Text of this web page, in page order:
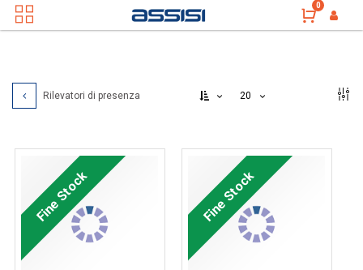
0
Rilevatori di presenza 20
Fine Stock Fine Stock